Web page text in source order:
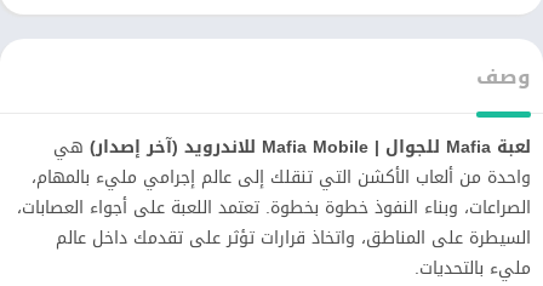
وصف
لعبة Mafia للجوال | Mafia Mobile للاندرويد (آخر إصدار)
هي
واحدة من ألعاب الأكشن التي تنقلك إلى عالم إجرامي مليء بالمهام،
الصراعات، وبناء النفوذ خطوة بخطوة. تعتمد اللعبة على أجواء العصابات،
السيطرة على المناطق، واتخاذ قرارات تؤثر على تقدمك داخل عالم
مليء بالتحديات.